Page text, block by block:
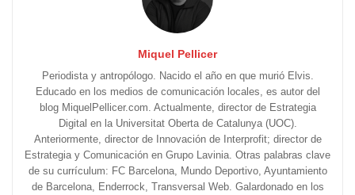
Miquel Pellicer
Periodista y antropólogo. Nacido el año en que murió Elvis.
Educado en los medios de comunicación locales, es autor del
blog MiquelPellicer.com. Actualmente, director de Estrategia
Digital en la Universitat Oberta de Catalunya (UOC).
Anteriormente, director de Innovación de Interprofit; director de
Estrategia y Comunicación en Grupo Lavinia. Otras palabras clave
de su currículum: FC Barcelona, Mundo Deportivo, Ayuntamiento
de Barcelona, Enderrock, Transversal Web. Galardonado en los